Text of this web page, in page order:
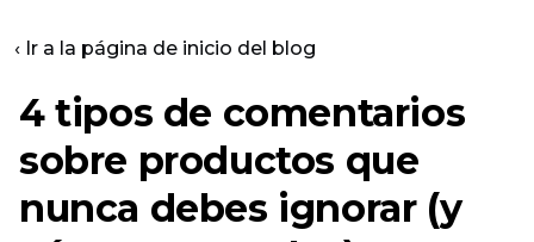
‹ Ir a la página de inicio del blog
4 tipos de comentarios
sobre productos que
nunca debes ignorar (y